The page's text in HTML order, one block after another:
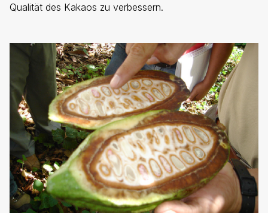
Qualität des Kakaos zu verbessern.